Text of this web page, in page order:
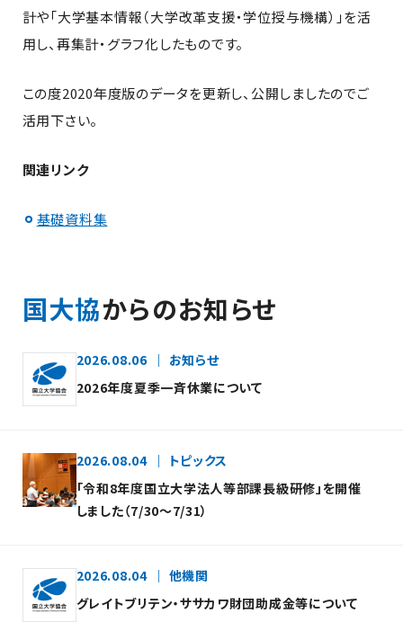
計や「大学基本情報（大学改革支援・学位授与機構）」を活
用し、再集計・グラフ化したものです。
この度2020年度版のデータを更新し、公開しましたのでご
活用下さい。
関連リンク
基礎資料集
国大協からのお知らせ
2026.08.06
お知らせ
2026年度夏季一斉休業について
2026.08.04
トピックス
「令和8年度国立大学法人等部課長級研修」を開催
しました（7/30～7/31）
2026.08.04
他機関
グレイトブリテン・ササカワ財団助成金等について